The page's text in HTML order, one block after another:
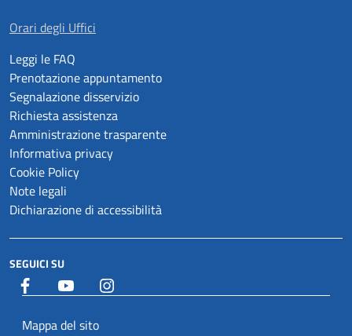
Orari degli Uffici
Leggi le FAQ
Prenotazione appuntamento
Segnalazione disservizio
Richiesta assistenza
Amministrazione trasparente
Informativa privacy
Cookie Policy
Note legali
Dichiarazione di accessibilità
SEGUICI SU
Facebook YouTube
Mappa del sito